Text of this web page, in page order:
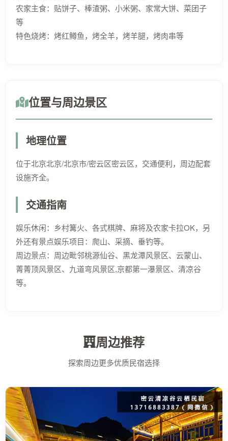
农家主食：贴饼子、棒渣粥、小米粥、家常大饼、菜团子
等
特色烧烤：烤红鳟鱼，烤全羊，烤羊腿，烤肉串等
位置与周边景区
地理位置
位于北京北京/北京市/密云区密云区，交通便利，周边配套
设施齐全。
交通指南
娱乐休闲：乡村篝火、各式棋牌、麻将及农家卡拉OK，另
外还有景点娱乐项目：爬山、采摘、垂钓等。
周边景点：周边毗邻桃源仙谷、黑龙潭风景区、云蒙山、
菁菁顶风景区、九道弯风景区,京都第一瀑景区、清凉谷
等。
周边推荐
探索周边更多优质民宿选择